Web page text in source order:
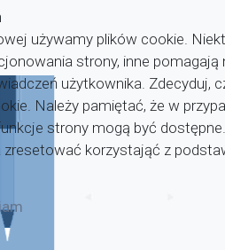
używamy plików cookie.
strony, inne pomagają
użytkownika. Zdecyduj,
Należy pamiętać, że w
strony mogą być
zresetować korzystająć z